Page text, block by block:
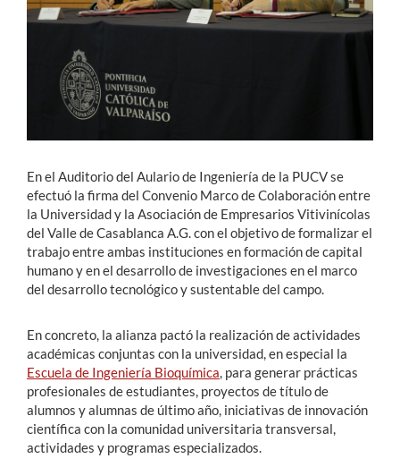
En el Auditorio del Aulario de Ingeniería de la PUCV se
efectuó la firma del Convenio Marco de Colaboración entre
la Universidad y la Asociación de Empresarios Vitivinícolas
del Valle de Casablanca A.G. con el objetivo de formalizar el
trabajo entre ambas instituciones en formación de capital
humano y en el desarrollo de investigaciones en el marco
del desarrollo tecnológico y sustentable del campo.
En concreto, la alianza pactó la realización de actividades
académicas conjuntas con la universidad, en especial la
Escuela de Ingeniería Bioquímica , para generar prácticas
profesionales de estudiantes, proyectos de título de
alumnos y alumnas de último año, iniciativas de innovación
científica con la comunidad universitaria transversal,
actividades y programas especializados.